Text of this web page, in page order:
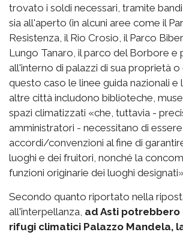
trovato i soldi necessari, tramite
sia all'aperto (in alcuni aree come il
Resistenza, il Rio Crosio, il Parco
Lungo Tanaro, il parco del Borbore e
all'interno di palazzi di sua proprietà o
questo caso le linee guida nazionali e
altre città includono biblioteche,
spazi climatizzati «che, tuttavia -
amministratori - necessitano di
accordi/convenzioni al fine di
luoghi e dei fruitori, nonché la
funzioni originarie dei luoghi
Secondo quanto riportato nella
all'interpellanza, ad Asti
rifugi climatici Palazzo Mandela,